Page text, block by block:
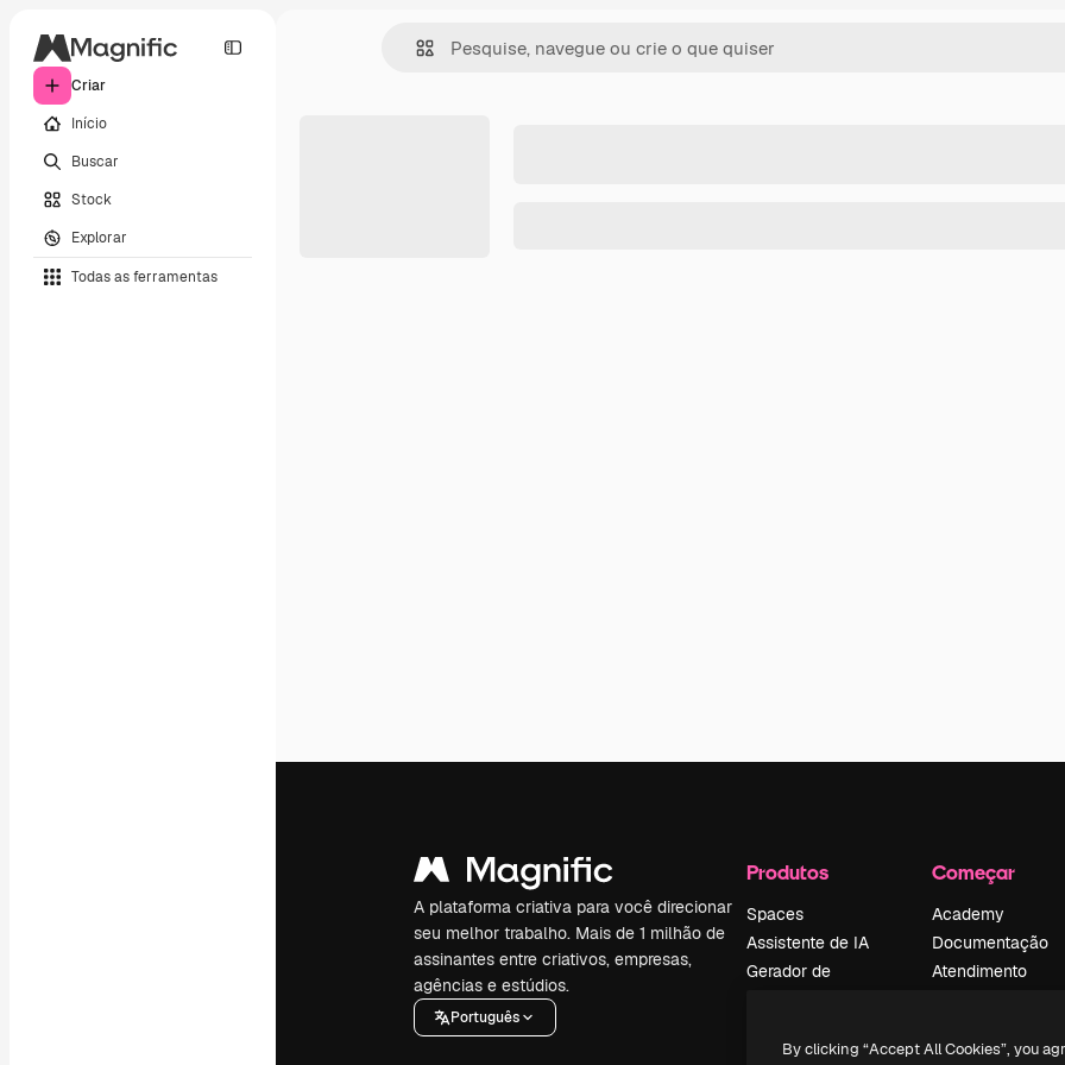
Criar
Início
Buscar
Stock
Explorar
Todas as ferramentas
A plataforma criativa para você direcionar
seu melhor trabalho. Mais de 1 milhão de
assinantes entre criativos, empresas,
agências e estúdios.
Português
Produtos
Spaces
Assistente de IA
Gerador de
Texto para voz
Começar
Academy
Documentação
Atendimento
Política de
By clicking “Accept All Cookies”, you